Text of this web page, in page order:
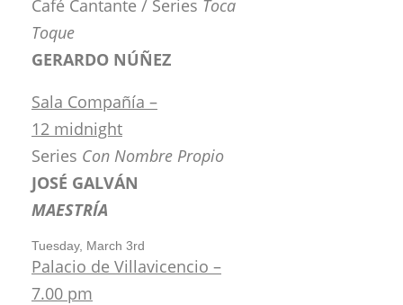
Café Cantante / Series Toca
Toque
GERARDO NÚÑEZ
Sala Compañía –
12 midnight
Series Con Nombre Propio
JOSÉ GALVÁN
MAESTRÍA
Tuesday, March 3rd
Palacio de Villavicencio –
7.00 pm